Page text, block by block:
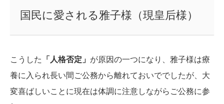
国民に愛される雅子様（現皇后様）
こうした 「人格否定」 が原因の一つになり、雅子様は療
養に入られ長い間ご公務から離れておいででしたが、大
変喜ばしいことに現在は体調に注意しながらご公務に参